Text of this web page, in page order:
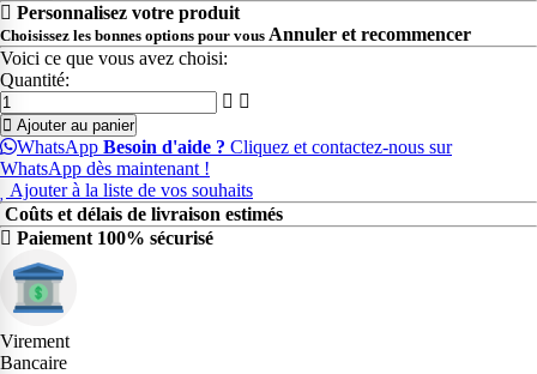
Personnalisez votre produit
Choisissez les bonnes options pour vous Annuler et recommencer
Voici ce que vous avez choisi:
Quantité:
Ajouter au panier
WhatsApp Besoin d'aide ? Cliquez et contactez-nous sur
WhatsApp dès maintenant !
Ajouter à la liste de vos souhaits
Coûts et délais de livraison estimés
Paiement 100% sécurisé
Virement
Bancaire